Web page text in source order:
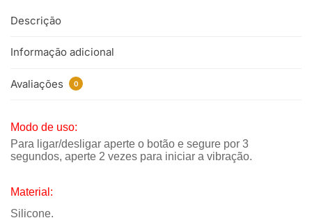
Descrição
Informação adicional
Avaliações 0
Modo de uso:
Para ligar/desligar aperte o botão e segure por 3
segundos, aperte 2 vezes para iniciar a vibração.
Material:
Silicone.